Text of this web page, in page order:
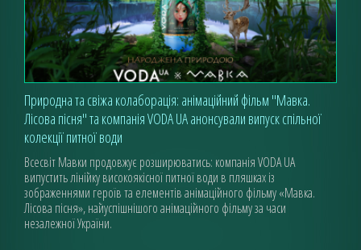
Природна та свіжа колаборація: анімаційний фільм "Мавка.
Лісова пісня" та компанія VODA UA анонсували випуск спільної
колекції питної води
Всесвіт Мавки продовжує розширюватись: компанія VODA UA
випустить лінійку високоякісної питної води в пляшках із
зображеннями героїв та елементів анімаційного фільму «Мавка.
Лісова пісня», найуспішнішого анімаційного фільму за часи
незалежної України.